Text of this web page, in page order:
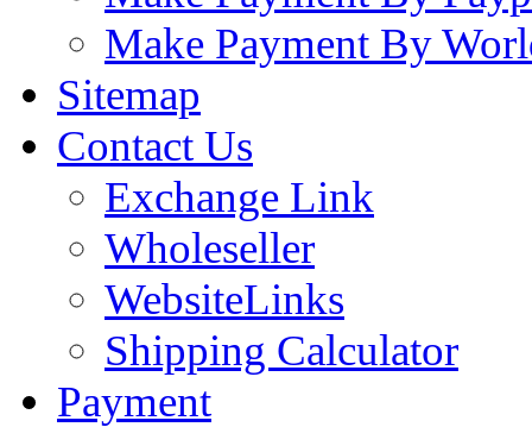
Make Payment By
Sitemap
Contact Us
Exchange Link
Wholeseller
WebsiteLinks
Shipping Calculator
Payment